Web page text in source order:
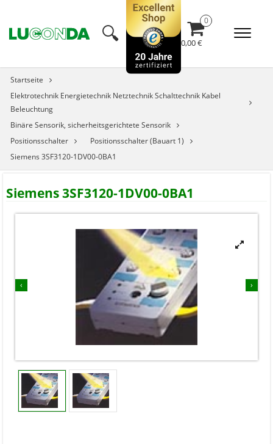
🔍︎ 0,00 €
Startseite
Elektrotechnik Energietechnik Netztechnik Schalttechnik Kabel
Beleuchtung
Binäre Sensorik, sicherheitsgerichtete Sensorik
Positionsschalter
Positionsschalter (Bauart 1)
Siemens 3SF3120-1DV00-0BA1
Siemens 3SF3120-1DV00-0BA1
‹ ›

